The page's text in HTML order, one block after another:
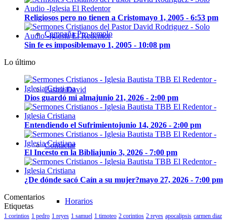
Campaña Pro-templo
Pastor David
Contactar
Horarios
Religiosos pero no tienen a Cristomayo 1, 2005 - 6:53 pm
Sin fe es imposiblemayo 1, 2005 - 10:08 pm
Lo último
Dios guardó mi almajunio 21, 2026 - 2:00 pm
Entendiendo el Sufrimientojunio 14, 2026 - 2:00 pm
El Incesto en la Bibliajunio 3, 2026 - 7:00 pm
¿De dónde sacó Caín a su mujer?mayo 27, 2026 - 7:00 pm
Comentarios
Etiquetas
1 corintios 1 pedro 1 reyes 1 samuel 1 timoteo 2 corintios 2 reyes apocalipsis carmen diaz